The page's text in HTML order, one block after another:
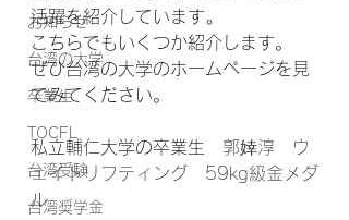
お知らせ
台湾の大学
卒業生
TOCFL
台湾受験
台湾奨学金
活躍を紹介しています｡
こちらでもいくつか紹介します。
ぜひ台湾の大学のホームページを見
てみてください。
私立輔仁大学の卒業生 郭婞淳　ウ
ェイトリフティング　59kg級金メダ
ル